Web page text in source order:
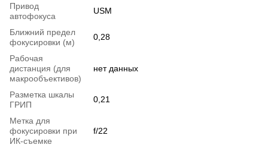
Привод
автофокуса
USM
Ближний предел
фокусировки (м)
0,28
Рабочая
дистанция (для
макрообъективов)
нет данных
Разметка шкалы
ГРИП
0,21
Метка для
фокусировки при
ИК-съемке
f/22